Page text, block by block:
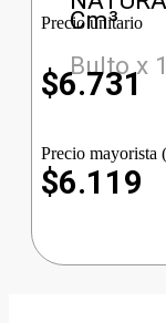
Cm³
Bulto x
Precio unitario
$6.731
Precio mayorista
$6.119